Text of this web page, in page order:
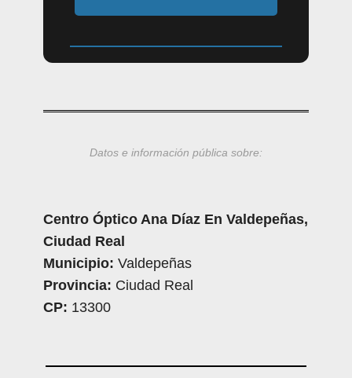
Datos e información pública sobre:
Centro Óptico Ana Díaz En Valdepeñas,
Ciudad Real
Municipio: Valdepeñas
Provincia: Ciudad Real
CP: 13300